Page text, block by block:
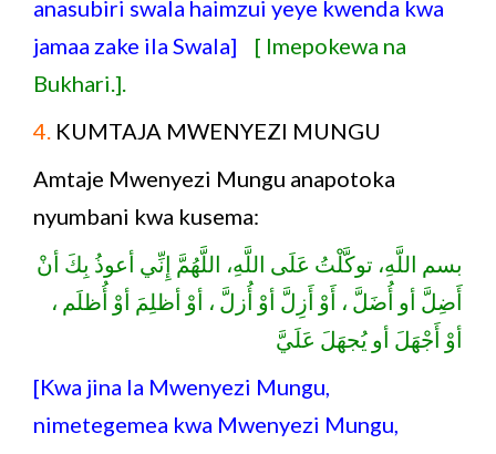
anasubiri swala haimzui yeye kwenda kwa
jamaa zake ila Swala]
[ Imepokewa na
Bukhari.].
4. KUMTAJA MWENYEZI MUNGU
Amtaje Mwenyezi Mungu anapotoka
nyumbani kwa kusema:
بسم اللَّهِ، توكَّلْتُ عَلَى اللَّهِ، اللَّهُمَّ إِنِّي أعوذُ بِكَ أنْ
أَضِلَّ أو أُضَلَّ ، أَوْ أَزِلَّ أوْ أُزلَّ ، أوْ أظلِمَ أوْ أُظلَم ،
أوْ أَجْهَلَ أو يُجهَلَ عَلَيَّ
[Kwa jina la Mwenyezi Mungu,
nimetegemea kwa Mwenyezi Mungu,